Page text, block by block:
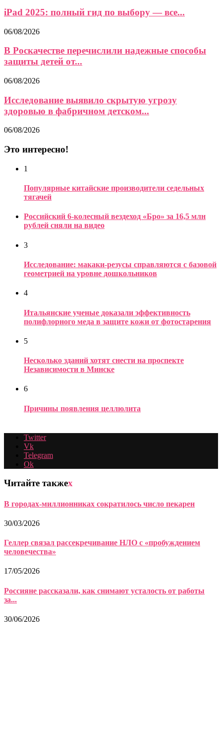
iPad 2025: полный гид по выбору — все...
06/08/2026
В Роскачестве перечислили надежные способы
защиты детей от...
06/08/2026
Исследование выявило скрытую угрозу
здоровью в фабричном детском...
06/08/2026
Это интересно!
1
Популярные китайские производители седельных
тягачей
Российский 6-колесный вездеход «Бро» за 16,5 млн
рублей сняли на видео
3
Исследование: макаки-резусы справляются с базовой
геометрией на уровне дошкольников
4
Итальянские ученые доказали эффективность
полифлорного меда в защите кожи от фотостарения
5
Несколько зданий хотят снести на проспекте
Независимости в Минске
6
Причины появления целлюлита
Twitter
Vk
Telegram
Ok
Читайте такжеx
В городах-миллионниках сократилось число пекарен
30/03/2026
Геллер связал рассекречивание НЛО с «пробуждением
человечества»
17/05/2026
Россияне рассказали, как снимают усталость от работы
за...
30/06/2026